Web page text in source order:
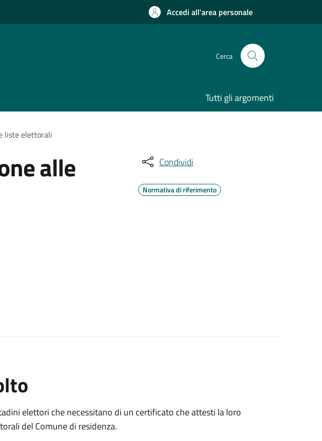
Accedi all'area personale
Cerca
Tutti gli argomenti
liste elettorali
alle Condividi
Normativa di riferimento
elettori che necessitano di un certificato che attesti la loro
del Comune di residenza.